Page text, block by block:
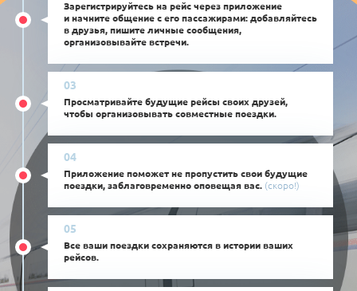
Зарегистрируйтесь на рейс через приложение
и начните общение с его пассажирами: добавляйтесь
в друзья, пишите личные сообщения,
организовывайте встречи.
Просматривайте будущие рейсы своих друзей,
чтобы организовывать совместные поездки.
Приложение поможет не пропустить свои будущие
поездки, заблаговременно оповещая вас. (скоро!)
Все ваши поездки сохраняются в истории ваших
рейсов.